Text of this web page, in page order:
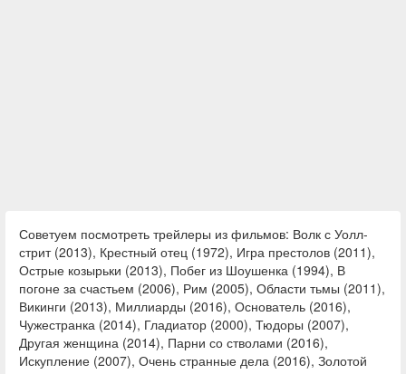
Советуем посмотреть трейлеры из фильмов: Волк с Уолл-
стрит (2013), Крестный отец (1972), Игра престолов (2011),
Острые козырьки (2013), Побег из Шоушенка (1994), В
погоне за счастьем (2006), Рим (2005), Области тьмы (2011),
Викинги (2013), Миллиарды (2016), Основатель (2016),
Чужестранка (2014), Гладиатор (2000), Тюдоры (2007),
Другая женщина (2014), Парни со стволами (2016),
Искупление (2007), Очень странные дела (2016), Золотой